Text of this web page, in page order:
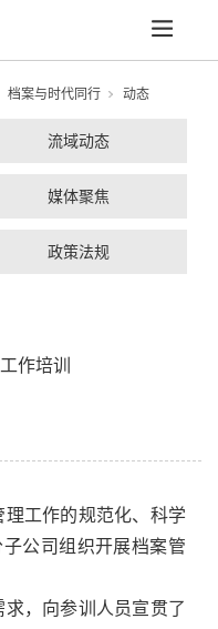
档案与时代同行 动态
流域动态
媒体聚焦
政策法规
作培训
工作的规范化、科学
公司组织开展档案管
，向参训人员宣贯了